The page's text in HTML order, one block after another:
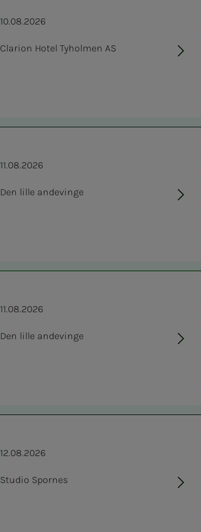
10.08.2026
Clarion Hotel Tyholmen AS
11.08.2026
Den lille andevinge
11.08.2026
Den lille andevinge
12.08.2026
Studio Spornes